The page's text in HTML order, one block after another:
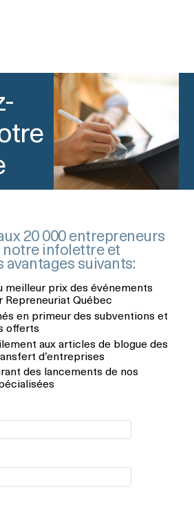
20 000 entrepreneurs
infolettre et
suivants:
meilleur prix des événements
Repreneuriat Québec
en primeur des subventions et
offerts
aux articles de blogue des
d’entreprises
des lancements de nos